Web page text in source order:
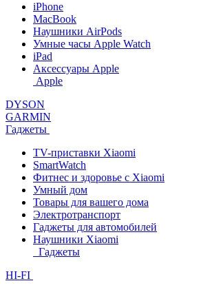
iPhone
MacBook
Наушники AirPods
Умные часы Apple Watch
iPad
Аксессуары Apple
Apple
DYSON
GARMIN
Гаджеты
TV-приставки Xiaomi
SmartWatch
Фитнес и здоровье с Xiaomi
Умный дом
Товары для вашего дома
Электротранспорт
Гаджеты для автомобилей
Наушники Xiaomi
Гаджеты
HI-FI